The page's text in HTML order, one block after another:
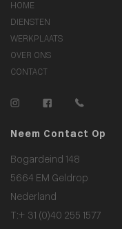
HOME
DIENSTEN
WERKPLAATS
OVER ONS
CONTACT
Neem Contact Op
Bogardeind 148
5664 EM Geldrop
Nederland
T:+ 31 (0)40 255 1577